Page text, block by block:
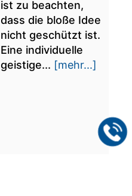
ist zu beachten,
dass die bloße Idee
nicht geschützt ist.
Eine individuelle
geistige... [mehr...]